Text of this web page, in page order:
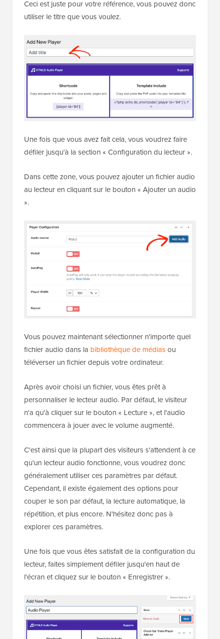
Ceci est juste pour votre référence, vous pouvez donc
utiliser le titre que vous voulez.
Une fois que vous avez fait cela, vous voudrez faire
défiler jusqu'à la section « Configuration du lecteur ».
Dans cette zone, vous pouvez ajouter un fichier audio
au lecteur en cliquant sur le bouton « Ajouter un audio
».
Vous pouvez maintenant sélectionner n'importe quel
fichier audio dans la bibliothèque de médiasou
téléverser un fichier depuis votre ordinateur.
Après avoir choisi un fichier, vous êtes prêt à
personnaliser le lecteur audio. Par défaut, le visiteur
n'a qu'à cliquer sur le bouton « Lecture », et l'audio
commencera à jouer avec le volume augmenté.
C'est ainsi que la plupart des visiteurs s'attendent à ce
qu'un lecteur audio fonctionne, vous voudrez donc
généralement utiliser ces paramètres par défaut.
Cependant, il existe également des options pour
couper le son par défaut, la lecture automatique, la
répétition, et plus encore. N'hésitez donc pas à
explorer ces paramètres.
Une fois que vous êtes satisfait de la configuration du
lecteur, faites simplement défiler jusqu'en haut de
l'écran et cliquez sur le bouton « Enregistrer ».